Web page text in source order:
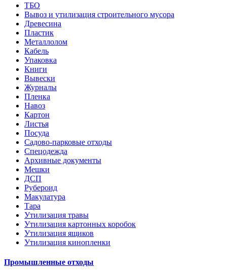
ТБО
Вывоз и утилизация строительного мусора
Древесина
Пластик
Металлолом
Кабель
Упаковка
Книги
Вывески
Журналы
Пленка
Навоз
Картон
Листья
Посуда
Садово-парковые отходы
Спецодежда
Архивные документы
Мешки
ДСП
Рубероид
Макулатура
Тара
Утилизация травы
Утилизация картонных коробок
Утилизация ящиков
Утилизация кинопленки
Промышленные отходы